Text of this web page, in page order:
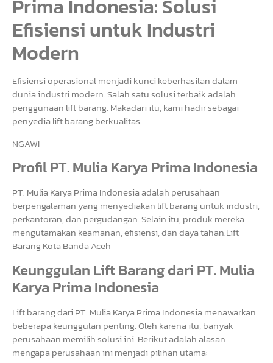
Prima Indonesia: Solusi
Efisiensi untuk Industri
Modern
Efisiensi operasional menjadi kunci keberhasilan dalam
dunia industri modern. Salah satu solusi terbaik adalah
penggunaan lift barang. Makadari itu, kami hadir sebagai
penyedia lift barang berkualitas.
NGAWI
Profil PT. Mulia Karya Prima Indonesia
PT. Mulia Karya Prima Indonesia adalah perusahaan
berpengalaman yang menyediakan lift barang untuk industri,
perkantoran, dan pergudangan. Selain itu, produk mereka
mengutamakan keamanan, efisiensi, dan daya tahan.Lift
Barang Kota Banda Aceh
Keunggulan Lift Barang dari PT. Mulia
Karya Prima Indonesia
Lift barang dari PT. Mulia Karya Prima Indonesia menawarkan
beberapa keunggulan penting. Oleh karena itu, banyak
perusahaan memilih solusi ini. Berikut adalah alasan
mengapa perusahaan ini menjadi pilihan utama: